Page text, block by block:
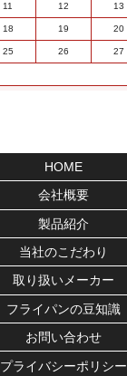
11 12 13
18 19 20
25 26 27
HOME
会社概要
製品紹介
当社のこだわり
取り扱いメーカー
フライパンの豆知識
お問い合わせ
プライバシーポリシー